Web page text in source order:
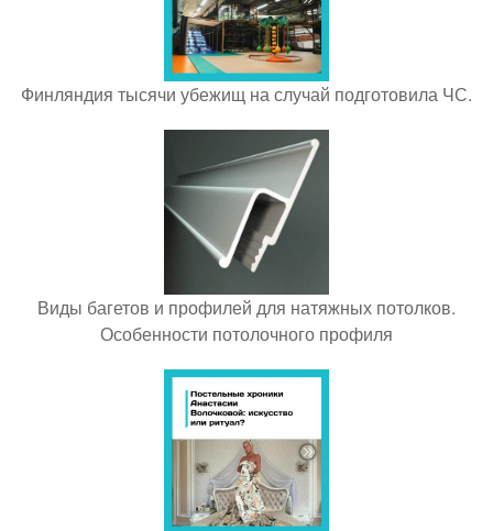
Финляндия тысячи убежищ на случай подготовила ЧС.
Виды багетов и профилей для натяжных потолков.
Особенности потолочного профиля